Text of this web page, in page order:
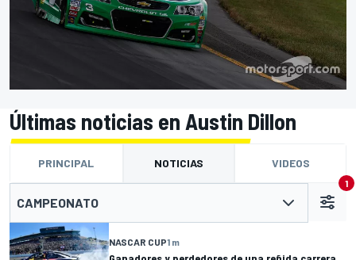
Últimas noticias en Austin Dillon
PRINCIPAL NOTICIAS VIDEOS
CAMPEONATO
1
NASCAR CUP1 m